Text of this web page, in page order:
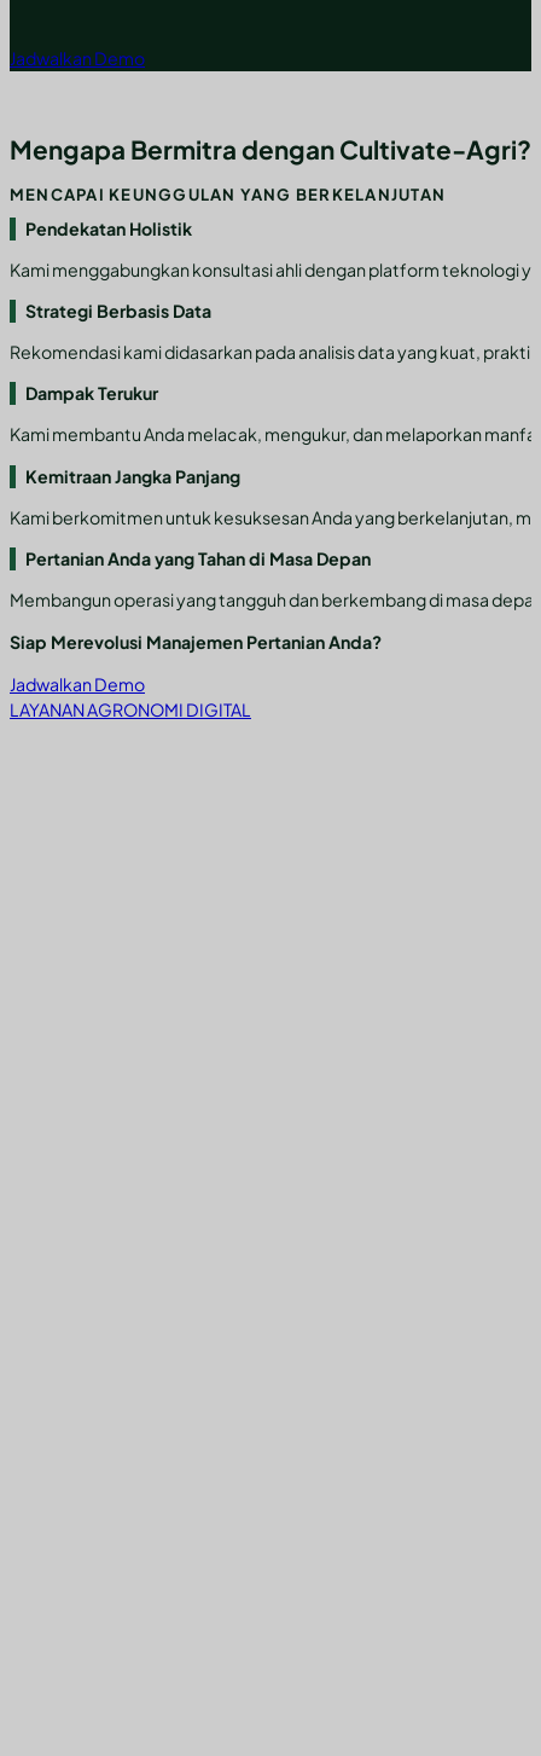
Jadwalkan Demo
Mengapa Bermitra dengan Cultivate-Agri?
MENCAPAI KEUNGGULAN YANG BERKELANJUTAN
Pendekatan Holistik
Kami menggabungkan konsultasi ahli dengan platform teknologi
Strategi Berbasis Data
Rekomendasi kami didasarkan pada analisis data yang kuat,
Dampak Terukur
Kami membantu Anda melacak, mengukur, dan melaporkan
Kemitraan Jangka Panjang
Kami berkomitmen untuk kesuksesan Anda yang berkelanjutan,
Pertanian Anda yang Tahan di Masa Depan
Membangun operasi yang tangguh dan berkembang di masa
Siap Merevolusi Manajemen Pertanian Anda?
Jadwalkan Demo
LAYANAN AGRONOMI DIGITAL